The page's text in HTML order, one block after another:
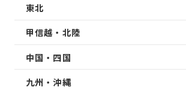
東北
甲信越・北陸
中国・四国
九州・沖縄